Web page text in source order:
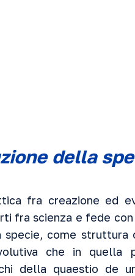
della
fra creazione ed
fra scienza e fede
come
che in quella
della quaestio de